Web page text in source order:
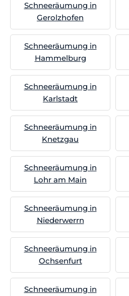
Schneeräumung in
Gerolzhofen
Schneeräumung in
Hammelburg
Schneeräumung in
Karlstadt
Schneeräumung in
Knetzgau
Schneeräumung in
Lohr am Main
Schneeräumung in
Niederwerrn
Schneeräumung in
Ochsenfurt
Schneeräumung in